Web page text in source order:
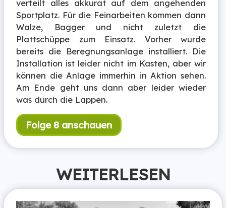
verteilt alles akkurat auf dem angehenden
Sportplatz. Für die Feinarbeiten kommen dann
Walze, Bagger und nicht zuletzt die
Plattschüppe zum Einsatz. Vorher wurde
bereits die Beregnungsanlage installiert. Die
Installation ist leider nicht im Kasten, aber wir
können die Anlage immerhin in Aktion sehen.
Am Ende geht uns dann aber leider wieder
was durch die Lappen.
Folge 8 anschauen
WEITERLESEN